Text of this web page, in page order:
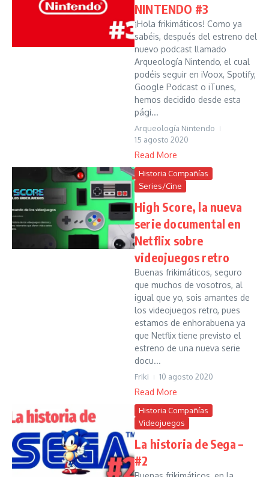
NINTENDO #3
¡Hola frikimáticos! Como ya
sabéis, después del estreno del
nuevo podcast llamado
Arqueología Nintendo, el cual
podéis seguir en iVoox, Spotify,
Google Podcast o iTunes,
hemos decidido desde esta
pági...
Arqueología Nintendo
15 agosto 2020
Read More
Historia Compañías
Series/Cine
High Score, la nueva
serie documental en
Netflix sobre
videojuegos retro
Buenas frikimáticos, seguro
que muchos de vosotros, al
igual que yo, sois amantes de
los videojuegos retro, pues
estamos de enhorabuena ya
que Netflix tiene previsto el
estreno de una nueva serie
docu...
Friki 10 agosto 2020
Read More
Historia Compañías
Videojuegos
La historia de Sega –
#2